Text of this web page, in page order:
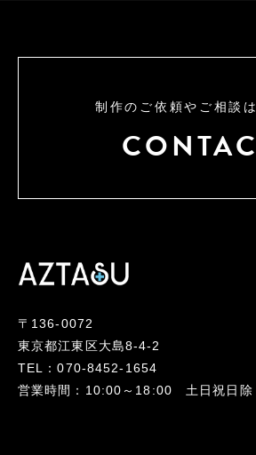
制作のご依頼やご相談
〒136-0072
東京都江東区大島8-4-2
TEL：070-8452-1654
営業時間：10:00～18:00 土日祝日除